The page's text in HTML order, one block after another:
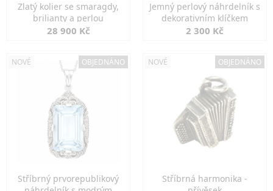
Zlatý kolier se smaragdy,
brilianty a perlou
28 900 Kč
Jemný perlový náhrdelník s
dekorativním klíčkem
2 300 Kč
NOVÉ OBJEDNÁNO
Stříbrný prvorepublikový
NOVÉ OBJEDNÁNO
Stříbrná harmonika -